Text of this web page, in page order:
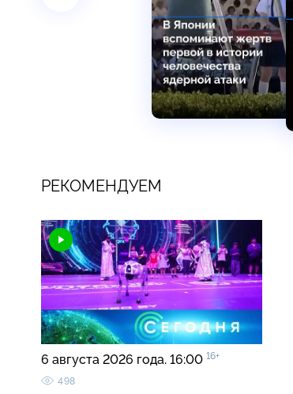
РЕКОМЕНДУЕМ
6 августа 2026 года. 16:00 16+
498